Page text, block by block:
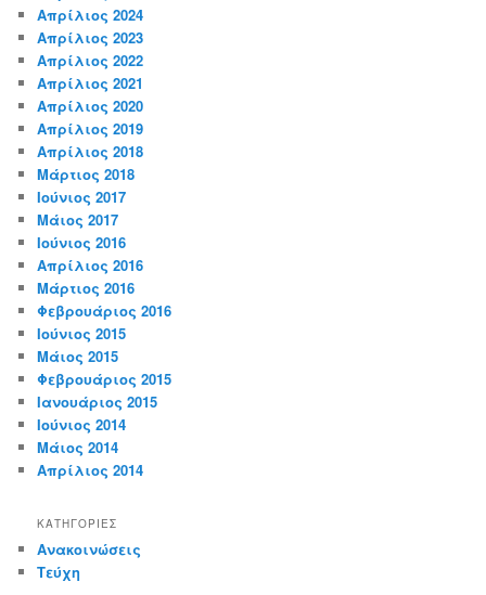
Απρίλιος 2024
Απρίλιος 2023
Απρίλιος 2022
Απρίλιος 2021
Απρίλιος 2020
Απρίλιος 2019
Απρίλιος 2018
Μάρτιος 2018
Ιούνιος 2017
Μάιος 2017
Ιούνιος 2016
Απρίλιος 2016
Μάρτιος 2016
Φεβρουάριος 2016
Ιούνιος 2015
Μάιος 2015
Φεβρουάριος 2015
Ιανουάριος 2015
Ιούνιος 2014
Μάιος 2014
Απρίλιος 2014
KΑΤΗΓΟΡΊΕΣ
Ανακοινώσεις
Τεύχη